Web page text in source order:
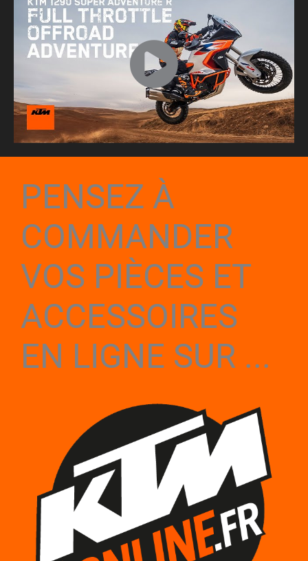
PENSEZ À
COMMANDER
VOS PIÈCES ET
ACCESSOIRES
EN LIGNE SUR ...